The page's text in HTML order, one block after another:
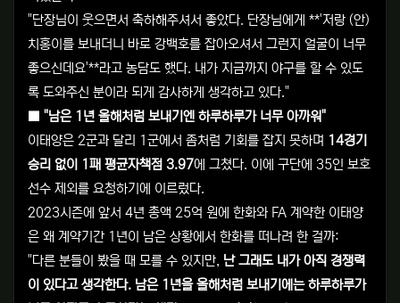
"단장님이 웃으면서 축하해주셔서 좋았다. 단장님에게 **'저랑 (안)
치홍이를 보내더니 바로 강백호를 잡아오셔서 그런지 얼굴이 너무
좋으신데요'**라고 농담도 했다. 내가 지금까지 야구를 할 수 있도
록 도와주신 분이라 되게 감사하게 생각하고 있다."
■ "남은 1년 올해처럼 보내기엔 하루하루가 너무 아까워"
이태양은 2군과 달리 1군에서 좀처럼 기회를 잡지 못하며 14경기
승리 없이 1패 평균자책점 3.97에 그쳤다. 이에 구단에 35인 보호
선수 제외를 요청하기에 이르렀다.
2023시즌에 앞서 4년 총액 25억 원에 한화와 FA 계약한 이태양
은 왜 계약기간 1년이 남은 상황에서 한화를 떠나려 한 걸까:
"다른 분들이 봤을 때 모를 수 있지만, 난 그래도 내가 아직 경쟁력
이 있다고 생각한다. 남은 1년을 올해처럼 보내기에는 하루하루가